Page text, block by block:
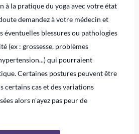
à la pratique du yoga avec votre état
demandez à votre médecin et
éventuelles blessures ou pathologies
(ex : grossesse, problèmes
qui pourraient
Certaines postures peuvent être
certains cas et des variations
alors n'ayez pas peur de